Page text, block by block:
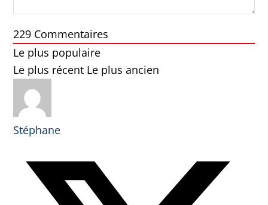
229 Commentaires
Le plus populaire
Le plus récent Le plus ancien
Stéphane